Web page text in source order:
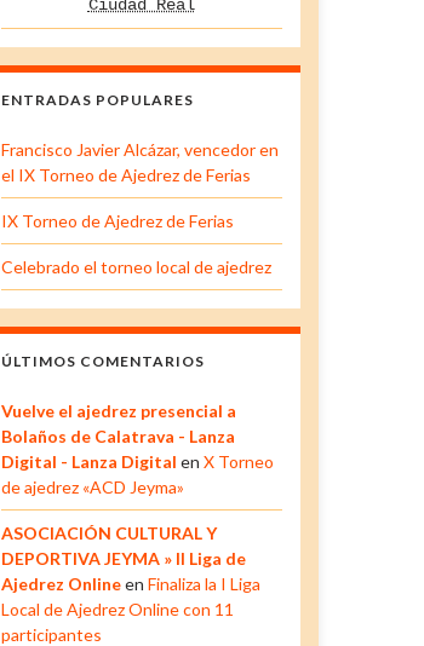
Ciudad Real
ENTRADAS POPULARES
Francisco Javier Alcázar, vencedor en
el IX Torneo de Ajedrez de Ferias
IX Torneo de Ajedrez de Ferias
Celebrado el torneo local de ajedrez
ÚLTIMOS COMENTARIOS
Vuelve el ajedrez presencial a
Bolaños de Calatrava - Lanza
Digital - Lanza Digital en X Torneo
de ajedrez «ACD Jeyma»
ASOCIACIÓN CULTURAL Y
DEPORTIVA JEYMA » II Liga de
Ajedrez Onlineen Finaliza la I Liga
Local de Ajedrez Online con 11
participantes